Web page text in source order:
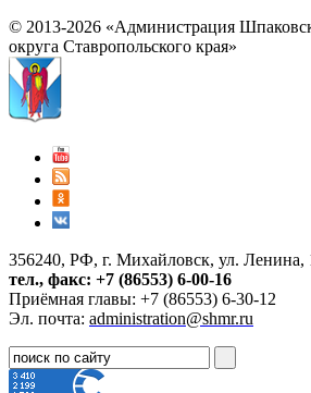
© 2013-2026 «Администрация
округа Ставропольского края»
356240, РФ, г. Михайловск, ул. Ленина,
тел., факс: +7 (86553) 6-00-16
Приёмная главы: +7 (86553) 6-30-12
Эл. почта: administration@shmr.ru